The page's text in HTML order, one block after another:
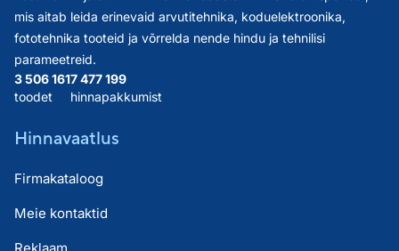
mis aitab leida erinevaid arvutitehnika, koduelektroonika,
fototehnika tooteid ja võrrelda nende hindu ja tehnilisi
parameetreid.
3 506 161
toodet
7 477 199
hinnapakkumist
Hinnavaatlus
Firmakataloog
Meie kontaktid